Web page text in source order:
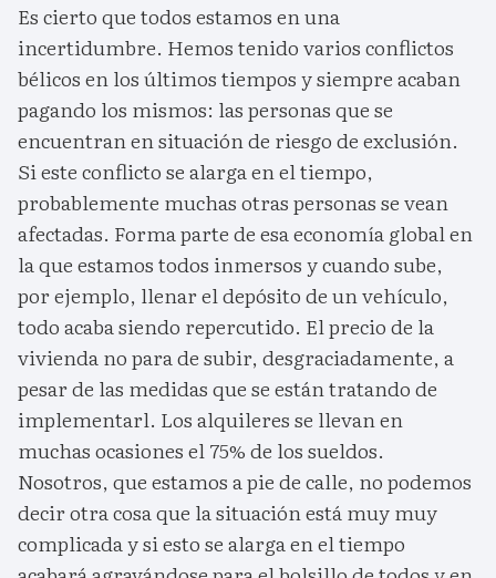
Es cierto que todos estamos en una
incertidumbre. Hemos tenido varios conflictos
bélicos en los últimos tiempos y siempre acaban
pagando los mismos: las personas que se
encuentran en situación de riesgo de exclusión.
Si este conflicto se alarga en el tiempo,
probablemente muchas otras personas se vean
afectadas. Forma parte de esa economía global en
la que estamos todos inmersos y cuando sube,
por ejemplo, llenar el depósito de un vehículo,
todo acaba siendo repercutido. El precio de la
vivienda no para de subir, desgraciadamente, a
pesar de las medidas que se están tratando de
implementarl. Los alquileres se llevan en
muchas ocasiones el 75% de los sueldos.
Nosotros, que estamos a pie de calle, no podemos
decir otra cosa que la situación está muy muy
complicada y si esto se alarga en el tiempo